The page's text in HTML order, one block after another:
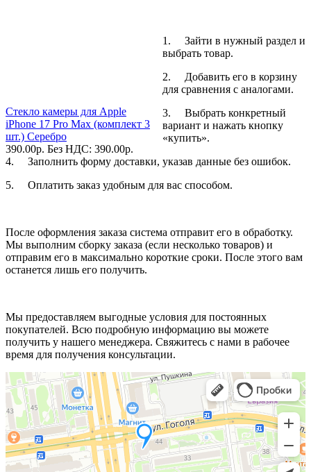
Стекло камеры для Apple
iPhone 17 Pro Max (комплект 3
шт.) Серебро
390.00р. Без НДС: 390.00р.
1. Зайти в нужный раздел и
выбрать товар.
2. Добавить его в корзину
для сравнения с аналогами.
3. Выбрать конкретный
вариант и нажать кнопку
«купить».
4. Заполнить форму доставки, указав данные без ошибок.
5. Оплатить заказ удобным для вас способом.
После оформления заказа система отправит его в обработку.
Мы выполним сборку заказа (если несколько товаров) и
отправим его в максимально короткие сроки. После этого вам
останется лишь его получить.
Мы предоставляем выгодные условия для постоянных
покупателей. Всю подробную информацию вы можете
получить у нашего менеджера. Свяжитесь с нами в рабочее
время для получения консультации.